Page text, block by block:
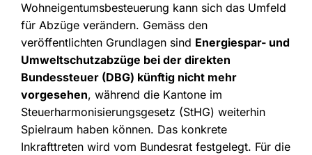
Wohneigentumsbesteuerung kann sich das Umfeld
für Abzüge verändern. Gemäss den
veröffentlichten Grundlagen sind Energiespar- und
Umweltschutzabzüge bei der direkten
Bundessteuer (DBG) künftig nicht mehr
vorgesehen, während die Kantone im
Steuerharmonisierungsgesetz (StHG) weiterhin
Spielraum haben können. Das konkrete
Inkrafttreten wird vom Bundesrat festgelegt. Für die